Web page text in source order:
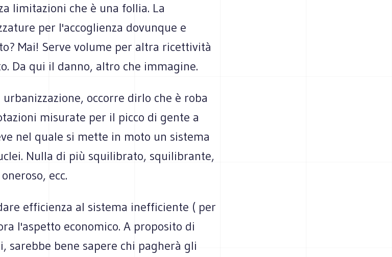
limitazioni che è una follia. La
per l'accoglienza dovunque e
Mai! Serve volume per altra ricettività
Da qui il danno, altro che immagine.
occorre dirlo che è roba
misurate per il picco di gente a
nel quale si mette in moto un sistema
Nulla di più squilibrato, squilibrante,
ecc.
efficienza al sistema inefficiente ( per
l'aspetto economico. A proposito di
sarebbe bene sapere chi pagherà gli